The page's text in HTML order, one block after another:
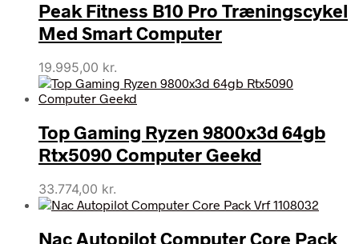
Peak Fitness B10 Pro Træningscykel
Med Smart Computer
19.995,00 kr.
Top Gaming Ryzen 9800x3d 64gb
Rtx5090 Computer Geekd
33.774,00 kr.
Nac Autopilot Computer Core Pack